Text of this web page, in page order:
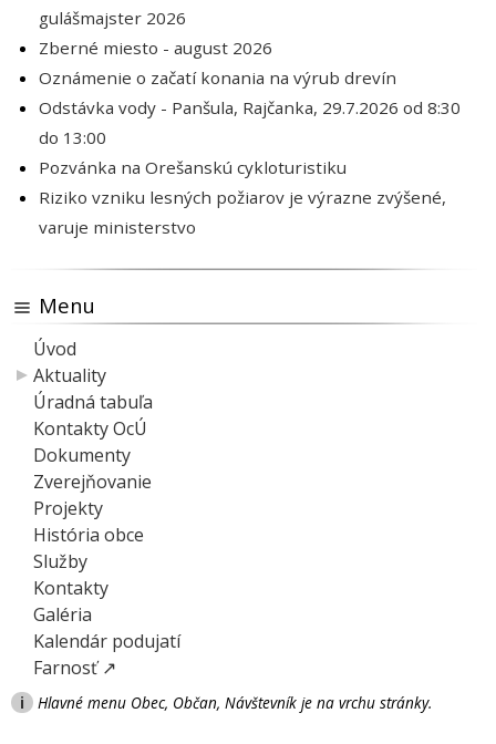
gulášmajster 2026
Zberné miesto - august 2026
Oznámenie o začatí konania na výrub drevín
Odstávka vody - Panšula, Rajčanka, 29.7.2026 od 8:30
do 13:00
Pozvánka na Orešanskú cykloturistiku
Riziko vzniku lesných požiarov je výrazne zvýšené,
varuje ministerstvo
Menu
Úvod
Aktuality
Úradná tabuľa
Kontakty OcÚ
Dokumenty
Zverejňovanie
Projekty
História obce
Služby
Kontakty
Galéria
Kalendár podujatí
Farnosť ↗
i Hlavné menu Obec, Občan, Návštevník je na vrchu stránky.